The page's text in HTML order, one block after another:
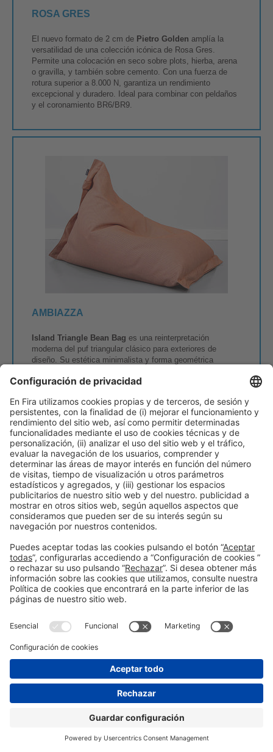
ROSA GRES
El nuevo formato de 2 cm de Pietro Golden amplía la
versatilidad de una colección icónica de Rosa Gres.​
Permite una colocación en seco sobre plots, hierba, arena
o gravilla, y también sobre cemento. Con una fuerza de
rotura superior a 8.000 N, garantiza un rendimiento
excepcional y duradero. Ideal para combinar con peldaños
y el coronamiento BR6/BR9.​
AMBIAZZA
Island Triangle Bean Bag es una reinterpretación
moderna del puf triangular clásico para exteriores de
diseño. Su estética minimalista y forma geométrica
Fabricado con tejidos técnicos para exterior, es ligero,
relleno de espuma EPS ofrece comodidad y adaptabilidad.
Su diseño facilita el traslado y múltiples usos: asiento
independiente, módulo auxiliar o rincón chill-out. Disponible
en colores naturales y vibrantes, combina funcionalidad,
estilo y confort con el espíritu mediterráneo de la marca.
Elparasol lateral Elioses un sistema de sombra
diseñado para ofrecer máxima cobertura sin un mástil
central, ideal para zonas poolside, chill‑out o exteriores
contract sofisticados. Su estructura en aluminio con
acabado madera, fabricada en España por Ambiazza,
combina ligereza, resistencia climática y estética cálida.
Instagram?